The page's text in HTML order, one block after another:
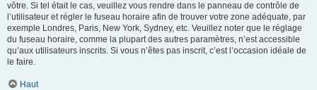
vôtre. Si tel était le cas, veuillez vous rendre dans le panneau de contrôle de
l’utilisateur et régler le fuseau horaire afin de trouver votre zone adéquate, par
exemple Londres, Paris, New York, Sydney, etc. Veuillez noter que le réglage
du fuseau horaire, comme la plupart des autres paramètres, n’est accessible
qu’aux utilisateurs inscrits. Si vous n’êtes pas inscrit, c’est l’occasion idéale de
le faire.
Haut